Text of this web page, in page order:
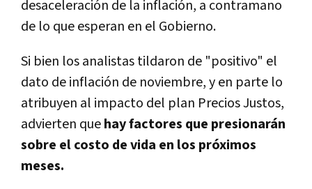
desaceleración de la inflación, a contramano
de lo que esperan en el Gobierno.
Si bien los analistas tildaron de "positivo" el
dato de inflación de noviembre, y en parte lo
atribuyen al impacto del plan Precios Justos,
advierten quehay factores que presionarán
sobre el costo de vida en los próximos
meses.